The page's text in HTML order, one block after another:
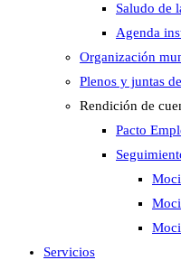
Saludo de
Agenda
Organización
Plenos y juntas
Rendición de
Pacto
Servicios